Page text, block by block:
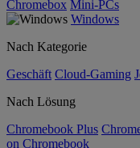
Chromebox Mini-PCs
Windows
Nach Kategorie
Geschäft Cloud-Gaming
Nach Lösung
Chromebook Plus
on Chromebook